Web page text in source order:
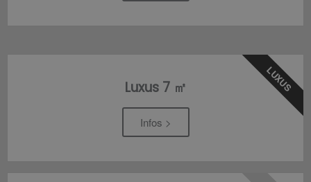
Luxus 7 ㎡
Infos >
LUXUS